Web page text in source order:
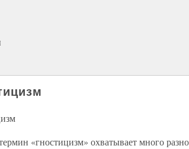
«гностицизм» охватывает много